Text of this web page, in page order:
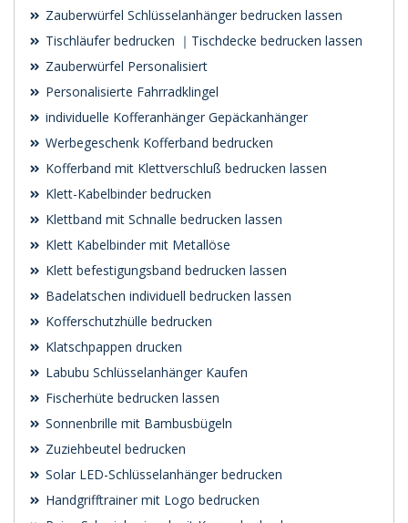
Zauberwürfel Schlüsselanhänger bedrucken lassen
Tischläufer bedrucken ｜Tischdecke bedrucken lassen
Zauberwürfel Personalisiert
Personalisierte Fahrradklingel
individuelle Kofferanhänger Gepäckanhänger
Werbegeschenk Kofferband bedrucken
Kofferband mit Klettverschluß bedrucken lassen
Klett-Kabelbinder bedrucken
Klettband mit Schnalle bedrucken lassen
Klett Kabelbinder mit Metallöse
Klett befestigungsband bedrucken lassen
Badelatschen individuell bedrucken lassen
Kofferschutzhülle bedrucken
Klatschpappen drucken
Labubu Schlüsselanhänger Kaufen
Fischerhüte bedrucken lassen
Sonnenbrille mit Bambusbügeln
Zuziehbeutel bedrucken
Solar LED-Schlüsselanhänger bedrucken
Handgrifftrainer mit Logo bedrucken